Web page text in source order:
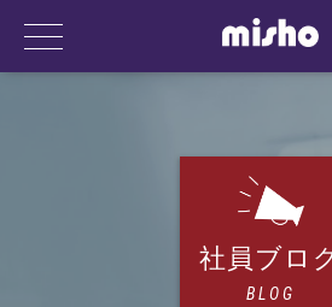
事業内容
社員ブロ
BLOG